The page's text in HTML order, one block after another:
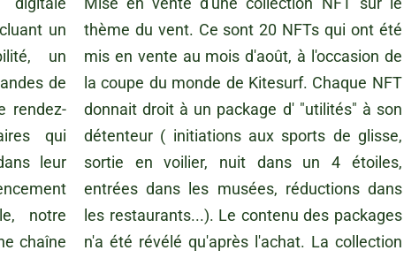
un
un
de
rendez-
qui
leur
notre
chaîne
thème du vent. Ce sont 20 NFTs qui ont été
mis en vente au mois d'août, à l'occasion de
la coupe du monde de Kitesurf. Chaque NFT
donnait droit à un package d' "utilités" à son
détenteur ( initiations aux sports de glisse,
sortie en voilier, nuit dans un 4 étoiles,
entrées dans les musées, réductions dans
les restaurants...). Le contenu des packages
n'a été révélé qu'après l'achat. La collection